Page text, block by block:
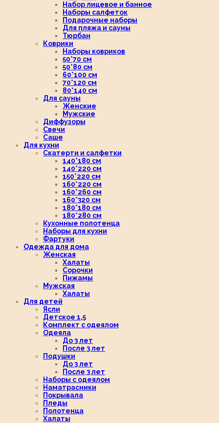
Набор лицевое и банное
Наборы салфеток
Подарочные наборы
Для пляжа и сауны
Тюрбан
Коврики
Наборы ковриков
50*70 см
50*80 см
60*100 см
70*120 см
80*140 см
Для сауны
Женские
Мужские
Диффузоры
Свечи
Саше
Для кухни
Скатерти и салфетки
140*180 см
140*220 см
150*220 см
160*220 см
160*260 см
160*320 см
180*180 см
180*280 см
Кухонные полотенца
Наборы для кухни
Фартуки
Одежда для дома
Женская
Халаты
Сорочки
Пижамы
Мужская
Халаты
Для детей
Ясли
Детское 1,5
Комплект с одеялом
Одеяла
До 3 лет
После 3 лет
Подушки
До 3 лет
После 3 лет
Наборы с одеялом
Наматрасники
Покрывала
Пледы
Полотенца
Халаты